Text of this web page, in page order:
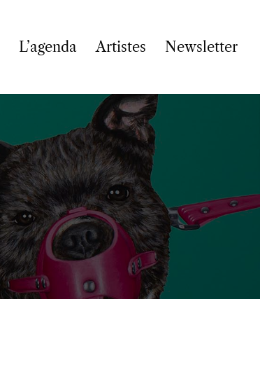
L’agenda Artistes Newsletter